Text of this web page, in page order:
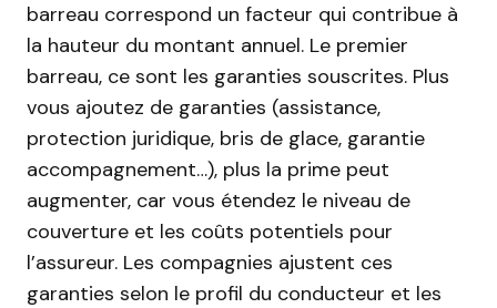
barreau correspond un facteur qui contribue à
la hauteur du montant annuel. Le premier
barreau, ce sont les garanties souscrites. Plus
vous ajoutez de garanties (assistance,
protection juridique, bris de glace, garantie
accompagnement…), plus la prime peut
augmenter, car vous étendez le niveau de
couverture et les coûts potentiels pour
l’assureur. Les compagnies ajustent ces
garanties selon le profil du conducteur et les